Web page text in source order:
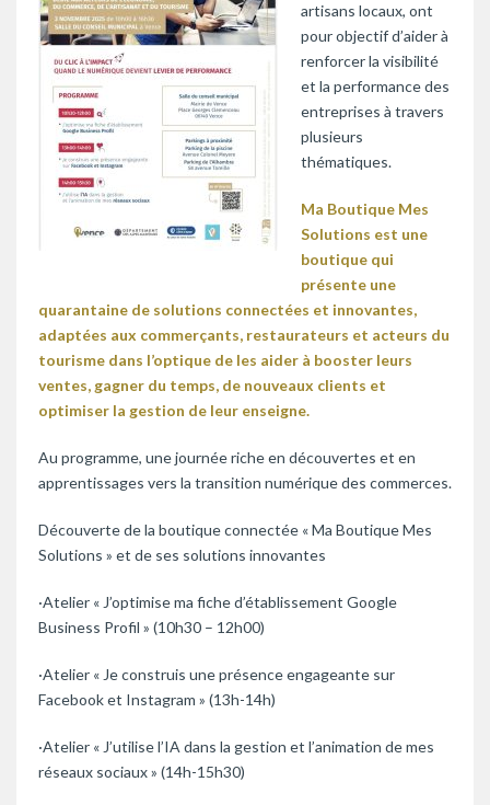
artisans locaux, ont
pour objectif d’aider à
renforcer la visibilité
et la performance des
entreprises à travers
plusieurs
thématiques.
Ma Boutique Mes
Solutions est une
boutique qui
présente une
quarantaine de solutions connectées et innovantes,
adaptées aux commerçants, restaurateurs et acteurs du
tourisme dans l’optique de les aider à booster leurs
ventes, gagner du temps, de nouveaux clients et
optimiser la gestion de leur enseigne.
Au programme, une journée riche en découvertes et en
apprentissages vers la transition numérique des commerces.
Découverte de la boutique connectée « Ma Boutique Mes
Solutions » et de ses solutions innovantes
·Atelier « J’optimise ma fiche d’établissement Google
Business Profil » (10h30 – 12h00)
·Atelier « Je construis une présence engageante sur
Facebook et Instagram » (13h-14h)
·Atelier « J’utilise l’IA dans la gestion et l’animation de mes
réseaux sociaux » (14h-15h30)